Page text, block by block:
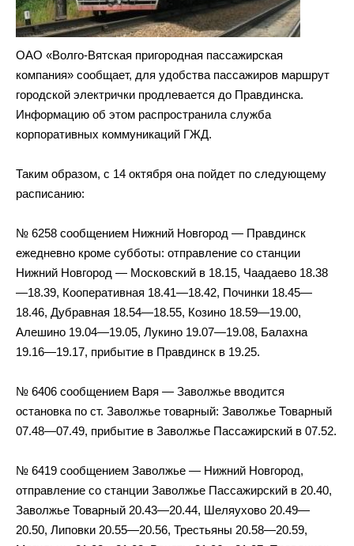
ОАО «Волго-Вятская пригородная пассажирская
компания» сообщает, для удобства пассажиров маршрут
городской электрички продлевается до Правдинска.
Информацию об этом распространила служба
корпоративных коммуникаций ГЖД.
Таким образом, с 14 октября она пойдет по следующему
расписанию:
№ 6258 сообщением Нижний Новгород — Правдинск
ежедневно кроме субботы: отправление со станции
Нижний Новгород — Московский в 18.15, Чаадаево 18.38
—18.39, Кооперативная 18.41—18.42, Починки 18.45—
18.46, Дубравная 18.54—18.55, Козино 18.59—19.00,
Алешино 19.04—19.05, Лукино 19.07—19.08, Балахна
19.16—19.17, прибытие в Правдинск в 19.25.
№ 6406 сообщением Варя — Заволжье вводится
остановка по ст. Заволжье товарный: Заволжье Товарный
07.48—07.49, прибытие в Заволжье Пассажирский в 07.52.
№ 6419 сообщением Заволжье — Нижний Новгород,
отправление со станции Заволжье Пассажирский в 20.40,
Заволжье Товарный 20.43—20.44, Шеляухово 20.49—
20.50, Липовки 20.55—20.56, Трестьяны 20.58—20.59,